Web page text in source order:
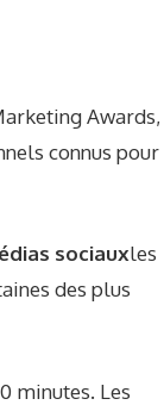
connus pour
sociauxles
des plus
minutes. Les